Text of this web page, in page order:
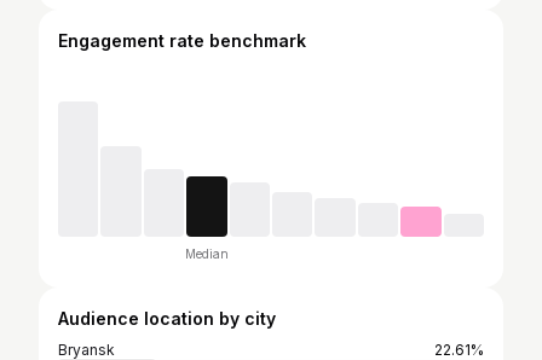
Engagement rate benchmark
Median
Audience location by city
Bryansk
22.61%